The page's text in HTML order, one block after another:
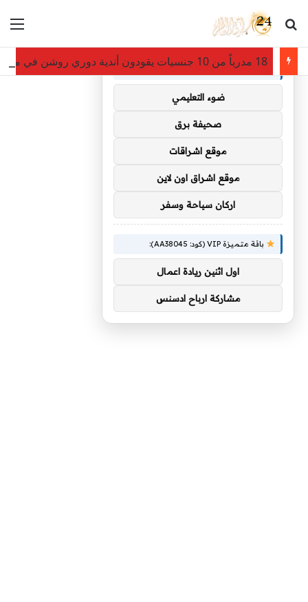
بحث عن
18 مدرباً من 10 جنسيات يقودون أندية دوري روشن في موسم 2026-2027
توصيات :
باقة متميزة VIP (كود: AA35872):
ضوء التعليمي
صحيفة برق
موقع اشراقات
موقع اشراق اون لاين
اركان سياحة وسفر
باقة متميزة VIP (كود: AA38045):
اول اثنين ريادة اعمال
مشاركة ارباح ادسنس